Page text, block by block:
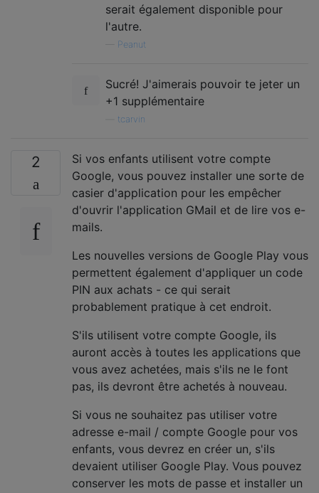
serait également disponible pour
l'autre.
Peanut
Sucré! J'aimerais pouvoir te jeter un
+1 supplémentaire
tcarvin
2
Si vos enfants utilisent votre compte
Google, vous pouvez installer une sorte de
casier d'application pour les empêcher
d'ouvrir l'application GMail et de lire vos e-
mails.
Les nouvelles versions de Google Play vous
permettent également d'appliquer un code
PIN aux achats - ce qui serait
probablement pratique à cet endroit.
S'ils utilisent votre compte Google, ils
auront accès à toutes les applications que
vous avez achetées, mais s'ils ne le font
pas, ils devront être achetés à nouveau.
Si vous ne souhaitez pas utiliser votre
adresse e-mail / compte Google pour vos
enfants, vous devrez en créer un, s'ils
devaient utiliser Google Play. Vous pouvez
conserver les mots de passe et installer un